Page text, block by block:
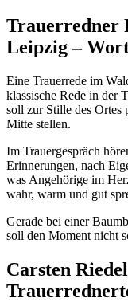
Trauerredner
Leipzig –
Eine Trauerrede im
klassische Rede in der
soll zur Stille des Ortes
Mitte stellen.
Im Trauergespräch
Erinnerungen, nach
was Angehörige im
wahr, warm und gut
Gerade bei einer
soll den Moment nicht
Carsten